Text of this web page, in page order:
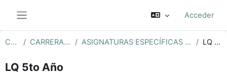
Acceder
Cursos CARRERAS DE GRADO ASIGNATURAS ESPECÍFICAS LICENCIATURA EN QUÍMICA LQ 5to Año
LQ 5to Año